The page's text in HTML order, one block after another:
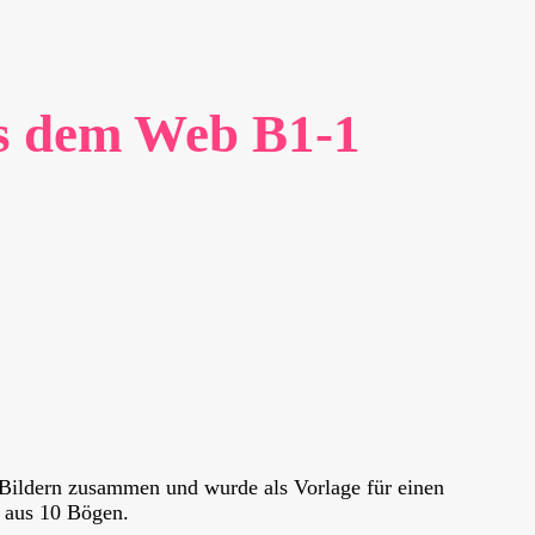
dem Web B1-1
zusammen und wurde als Vorlage für einen
10 Bögen.